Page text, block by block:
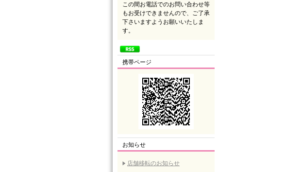
この間お電話でのお問い合わせ等
もお受けできませんので、ご了承
下さいますようお願いいたしま
す。
携帯ページ
お知らせ
店舗移転のお知らせ